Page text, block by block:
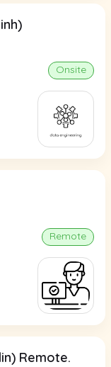
Onsite
Remote
Remote.